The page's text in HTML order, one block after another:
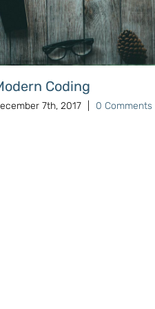
Coding
7th, 2017 0 Comments